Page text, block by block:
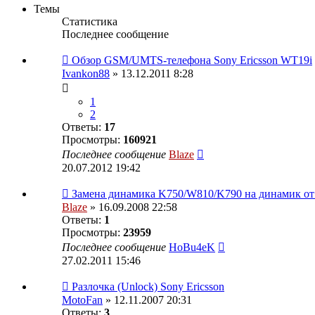
Темы
Статистика
Последнее сообщение
Обзор GSM/UMTS-телефона Sony Ericsson WT19i
Ivankon88 » 13.12.2011 8:28
1
2
Ответы: 17
Просмотры: 160921
Последнее сообщение Blaze
20.07.2012 19:42
Замена динамика K750/W810/K790 на динамик
Blaze » 16.09.2008 22:58
Ответы: 1
Просмотры: 23959
Последнее сообщение HoBu4eK
27.02.2011 15:46
Разлочка (Unlock) Sony Ericsson
MotoFan » 12.11.2007 20:31